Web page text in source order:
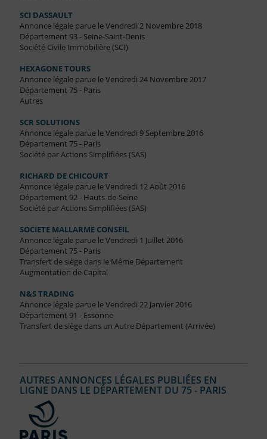
SCI DASSAULT
Annonce légale parue le Vendredi 2 Novembre 2018
Département 93 - Seine-Saint-Denis
Société Civile Immobilière (SCI)
HEXAGONE TOURS
Annonce légale parue le Vendredi 24 Novembre 2017
Département 75 - Paris
Autres
SCR SOLUTIONS
Annonce légale parue le Vendredi 9 Septembre 2016
Département 75 - Paris
Société par Actions Simplifiées (SAS)
RICHARD DE CHICOURT
Annonce légale parue le Vendredi 12 Août 2016
Département 92 - Hauts-de-Seine
Société par Actions Simplifiées (SAS)
SOCIETE MALLARME CONSEIL
Annonce légale parue le Vendredi 1 Juillet 2016
Département 75 - Paris
Transfert de siège dans le Même Département
Augmentation de Capital
N&S TRADING
Annonce légale parue le Vendredi 22 Janvier 2016
Département 91 - Essonne
Transfert de siège dans un Autre Département (Arrivée)
AUTRES ANNONCES LÉGALES PUBLIÉES EN
LIGNE DANS LE DÉPARTEMENT DU 75 - PARIS